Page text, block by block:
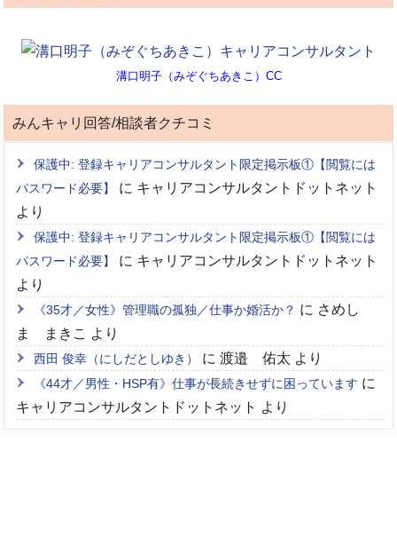
溝口明子（みぞぐちあきこ）CC
みんキャリ回答/相談者クチコミ
保護中: 登録キャリアコンサルタント限定掲示板①【閲覧には
パスワード必要】
に キャリアコンサルタントドットネット
より
保護中: 登録キャリアコンサルタント限定掲示板①【閲覧には
パスワード必要】
に キャリアコンサルタントドットネット
より
《35才／女性》管理職の孤独／仕事か婚活か？ に さめし
ま まきこ より
西田 俊幸（にしだとしゆき） に渡邉 佑太 より
《44才／男性・HSP有》仕事が長続きせずに困っています に
キャリアコンサルタントドットネット より